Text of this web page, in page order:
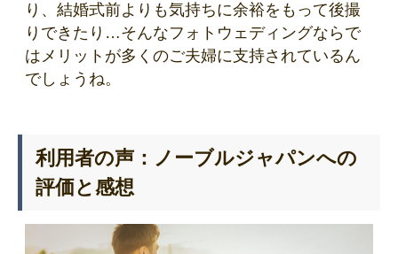
り、結婚式前よりも気持ちに余裕をもって後撮
りできたり…そんなフォトウェディングならで
はメリットが多くのご夫婦に支持されているん
でしょうね。
利用者の声：ノーブルジャパンへの
評価と感想